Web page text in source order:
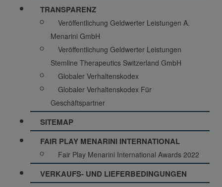
TRANSPARENZ
Veröffentlichung Geldwerter Leistungen A.
Menarini GmbH
Veröffentlichung Geldwerter Leistungen
Stemline Therapeutics Switzerland GmbH
Globaler Verhaltenskodex
Globaler Verhaltenskodex Für
Geschäftspartner
SITEMAP
FAIR PLAY MENARINI INTERNATIONAL
Fair Play Menarini International Awards 2022
VERKAUFS- UND LIEFERBEDINGUNGEN